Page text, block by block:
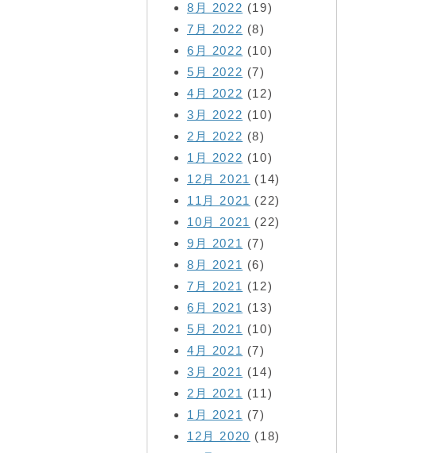
8月 2022 (19)
7月 2022 (8)
6月 2022 (10)
5月 2022 (7)
4月 2022 (12)
3月 2022 (10)
2月 2022 (8)
1月 2022 (10)
12月 2021 (14)
11月 2021 (22)
10月 2021 (22)
9月 2021 (7)
8月 2021 (6)
7月 2021 (12)
6月 2021 (13)
5月 2021 (10)
4月 2021 (7)
3月 2021 (14)
2月 2021 (11)
1月 2021 (7)
12月 2020 (18)